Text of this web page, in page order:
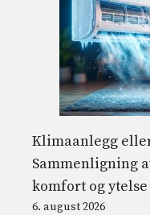
Klimaanlegg
Sammenligning
komfort og ytelse
6. august 2026